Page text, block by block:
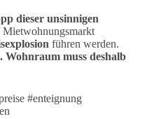
dieser unsinnigen
Mietwohnungsmarkt
führen werden.
Wohnraum muss deshalb
#enteignung